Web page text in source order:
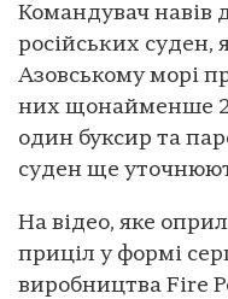
Командувач навів
російських суден,
Азовському морі
них щонайменше
один буксир та
суден ще
На відео, яке
приціл у формі
виробництва Fire